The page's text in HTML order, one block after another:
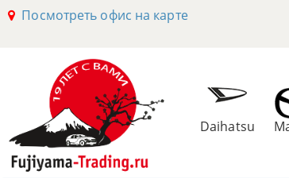
Посмотреть офис на карте
Daihatsu